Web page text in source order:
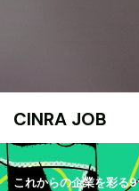
CINRA JOB
これからの企業を彩る